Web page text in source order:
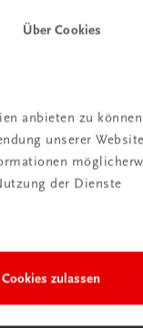
Über Cookies
anbieten zu
unserer
der Dienste
Cookies zulassen
BS